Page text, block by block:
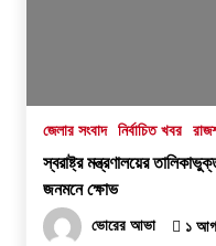
জেলার সংবাদ নির্বাচিত খবর
স্বরাষ্ট্র মন্ত্রণালয়ের
জনমনে ক্ষোভ
ভোরের আভা ১